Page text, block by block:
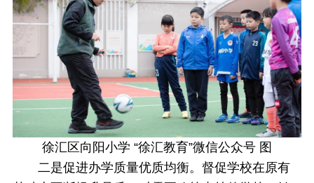
徐汇区向阳小学 “徐汇教育”微信公众号 图
二是促进办学质量优质均衡。督促学校在原有